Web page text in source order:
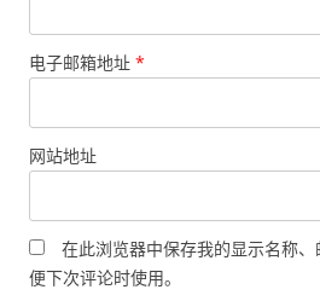
电子邮箱地址 *
网站地址
在此浏览器中保存我的显示名称
便下次评论时使用。